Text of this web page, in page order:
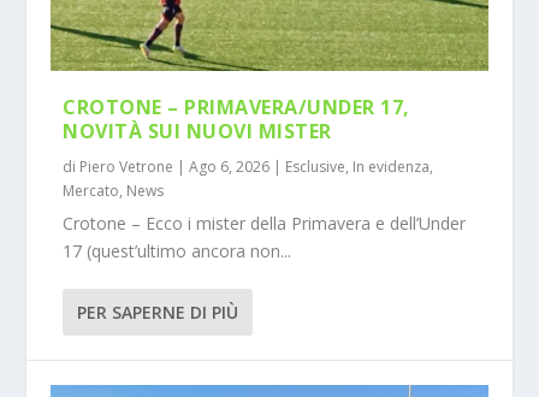
CROTONE – PRIMAVERA/UNDER 17,
NOVITÀ SUI NUOVI MISTER
di Piero Vetrone |Ago 6, 2026 | Esclusive, In evidenza,
Mercato, News
Crotone – Ecco i mister della Primavera e dell’Under
17 (quest’ultimo ancora non...
PER SAPERNE DI PIÙ